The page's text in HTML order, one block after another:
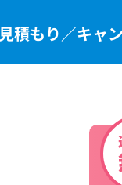
見積もり／キャ